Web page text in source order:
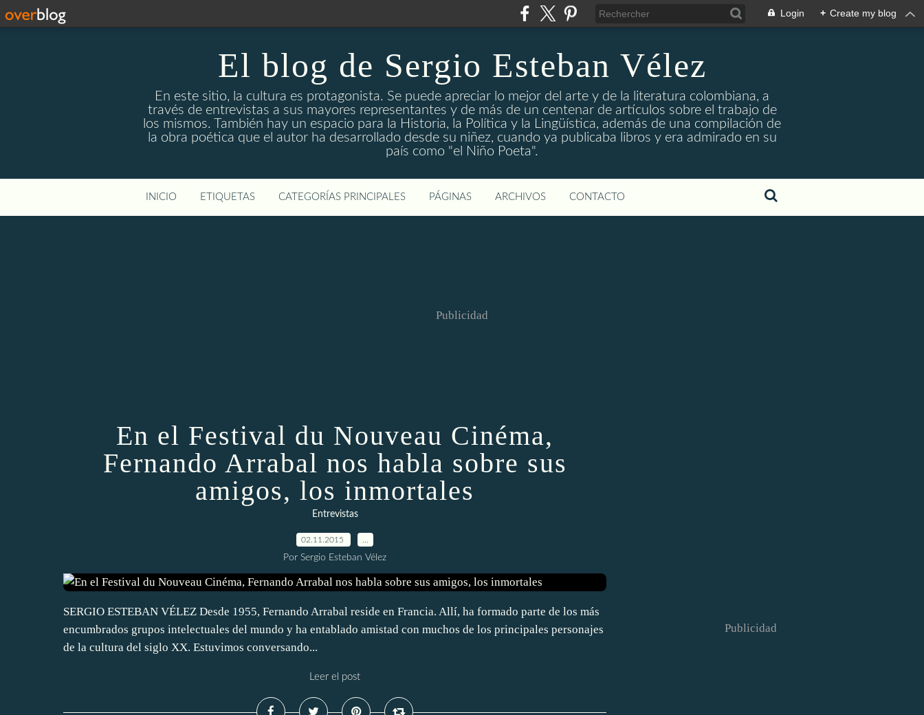
Login + Create my blog
El blog de Sergio Esteban Vélez
En este sitio, la cultura es protagonista. Se puede apreciar lo mejor del arte y de la literatura colombiana, a
través de entrevistas a sus mayores representantes y de más de un centenar de artículos sobre el trabajo de
los mismos. También hay un espacio para la Historia, la Política y la Lingüística, además de una compilación de
la obra poética que el autor ha desarrollado desde su niñez, cuando ya publicaba libros y era admirado en su
país como "el Niño Poeta".
INICIO ETIQUETAS CATEGORÍAS PRINCIPALES PÁGINAS ARCHIVOS CONTACTO
Publicidad
En el Festival du Nouveau Cinéma,
Fernando Arrabal nos habla sobre sus
amigos, los inmortales
Entrevistas
02.11.2015
Por Sergio Esteban Vélez
SERGIO ESTEBAN VÉLEZ Desde 1955, Fernando Arrabal reside en Francia. Allí, ha formado parte de los más
encumbrados grupos intelectuales del mundo y ha entablado amistad con muchos de los principales personajes
de la cultura del siglo XX. Estuvimos conversando...
Leer el post
Publicidad